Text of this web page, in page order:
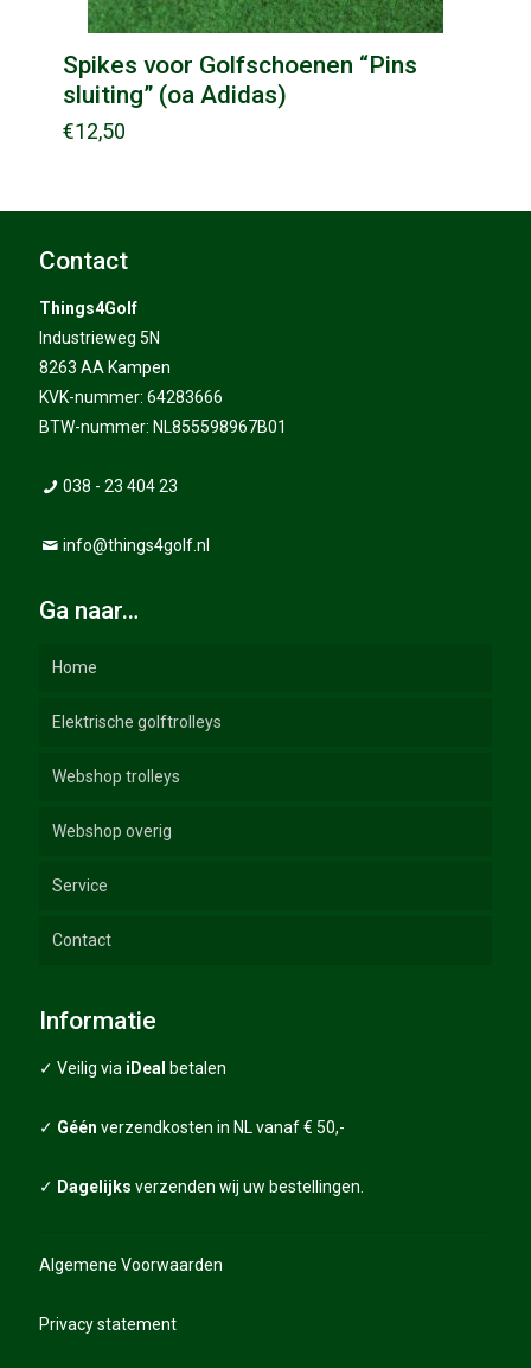
Spikes voor Golfschoenen “Pins
sluiting” (oa Adidas)
€12,50
Contact
Things4Golf
Industrieweg 5N
8263 AA Kampen
KVK-nummer: 64283666
BTW-nummer: NL855598967B01
038 - 23 404 23
info@things4golf.nl
Ga naar…
Home
Elektrische golftrolleys
Webshop trolleys
Elektrische Golftrolleys
GT-lijn
Duw Trolleys
Trolley accessoires
Webshop overig
Golftassen
Golfhandschoenen
Service
Handleidingen
Contact
Informatie
✓ Veilig via iDeal betalen
✓ Géén verzendkosten in NL vanaf € 50,-
✓ Dagelijks verzenden wij uw bestellingen.
Algemene Voorwaarden
Privacy statement